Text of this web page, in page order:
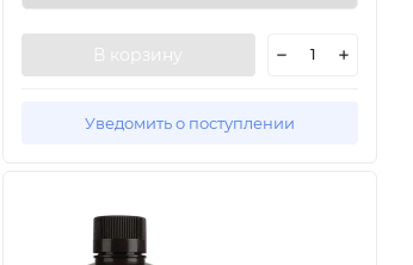
В корзину
Уведомить о поступлении